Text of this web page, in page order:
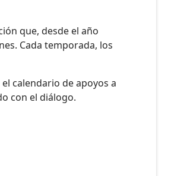
que, desde el año
Cada temporada, los
calendario de apoyos a
con el diálogo.